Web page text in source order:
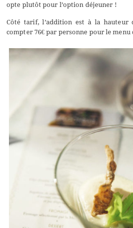
opte plutôt pour l’option déjeuner !
Côté tarif, l’addition est à la hauteur
compter 76€ par personne pour le menu